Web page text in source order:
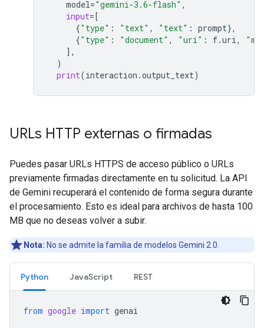
model="gemini-3.6-flash" ,
input=[
{"type" : "text" , "text" : prompt},
{"type" : "document" , "uri" : f.uri,
],
)
print(interaction .output_text)
URLs HTTP externas o firmadas
Puedes pasar URLs HTTPS de acceso público o URLs
previamente firmadas directamente en tu solicitud. La API
de Gemini recuperará el contenido de forma segura durante
el procesamiento. Esto es ideal para archivos de hasta 100
MB que no deseas volver a subir.
Nota: No se admite la familia de modelos Gemini 2.0.
Python JavaScript REST
from google import genai